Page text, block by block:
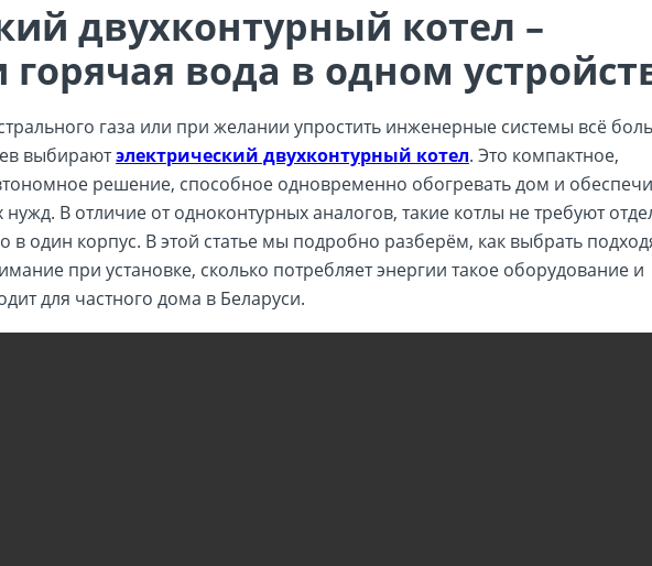
двухконтурный котел –
вода в одном
газа или при желании упростить инженерные системы всё
выбираютэлектрический двухконтурный котел. Это компактное,
решение, способное одновременно обогревать дом и
В отличие от одноконтурных аналогов, такие котлы не требуют
в один корпус. В этой статье мы подробно разберём, как выбрать
при установке, сколько потребляет энергии такое оборудование и
для частного дома в Беларуси.